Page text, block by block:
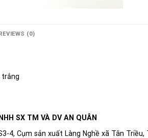
(0)
trắng
SX TM VÀ DV AN QUÂN
4, Cụm sản xuất Làng Nghề xã Tân Triều,